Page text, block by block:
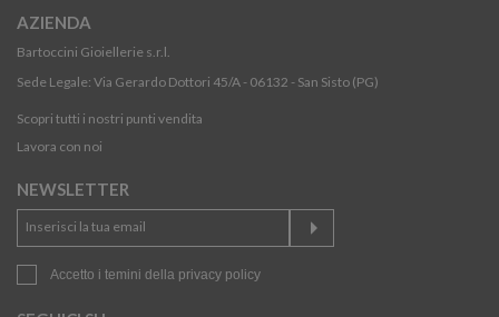
AZIENDA
Bartoccini Gioiellerie s.r.l.
Sede Legale: Via Gerardo Dottori 45/A - 06132 - San Sisto (PG)
Scopri tutti i nostri punti vendita
Lavora con noi
NEWSLETTER
Accetto i temini della privacy policy